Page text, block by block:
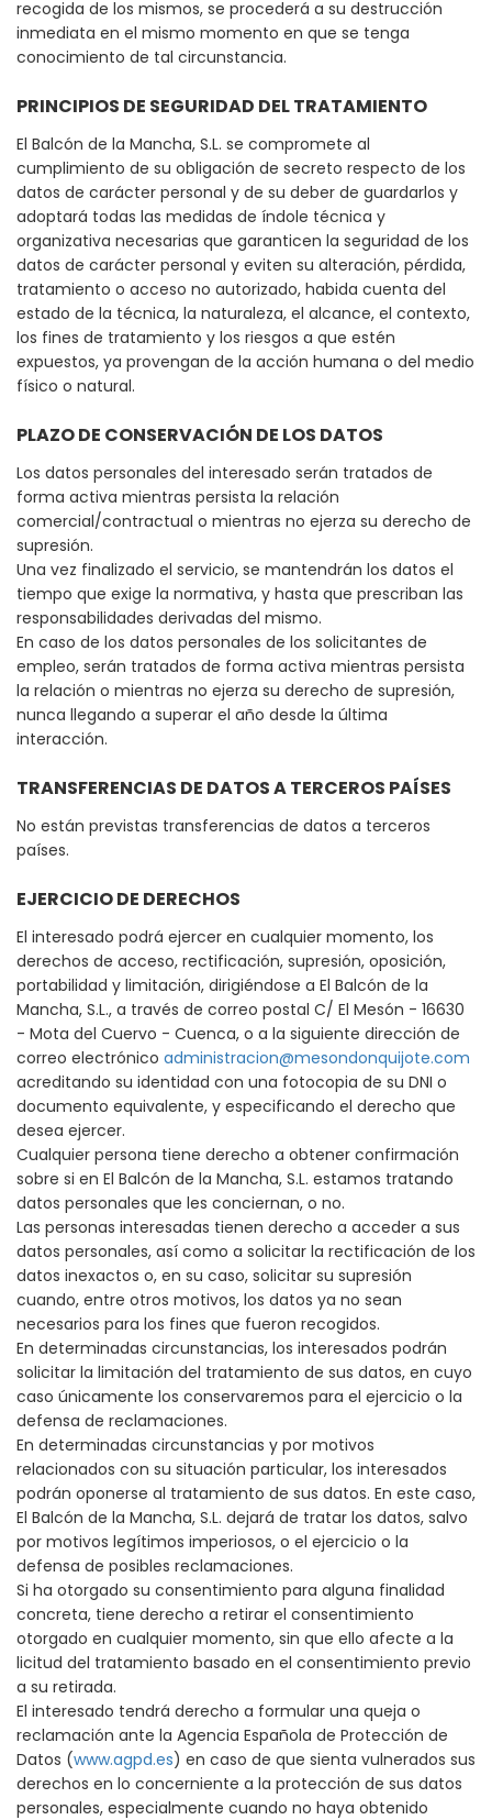
recogida de los mismos, se procederá a su destrucción
inmediata en el mismo momento en que se tenga
conocimiento de tal circunstancia.
PRINCIPIOS DE SEGURIDAD DEL TRATAMIENTO
El Balcón de la Mancha, S.L. se compromete al
cumplimiento de su obligación de secreto respecto de los
datos de carácter personal y de su deber de guardarlos y
adoptará todas las medidas de índole técnica y
organizativa necesarias que garanticen la seguridad de los
datos de carácter personal y eviten su alteración, pérdida,
tratamiento o acceso no autorizado, habida cuenta del
estado de la técnica, la naturaleza, el alcance, el contexto,
los fines de tratamiento y los riesgos a que estén
expuestos, ya provengan de la acción humana o del medio
físico o natural.
PLAZO DE CONSERVACIÓN DE LOS DATOS
Los datos personales del interesado serán tratados de
forma activa mientras persista la relación
comercial/contractual o mientras no ejerza su derecho de
supresión.
Una vez finalizado el servicio, se mantendrán los datos el
tiempo que exige la normativa, y hasta que prescriban las
responsabilidades derivadas del mismo.
En caso de los datos personales de los solicitantes de
empleo, serán tratados de forma activa mientras persista
la relación o mientras no ejerza su derecho de supresión,
nunca llegando a superar el año desde la última
interacción.
TRANSFERENCIAS DE DATOS A TERCEROS PAÍSES
No están previstas transferencias de datos a terceros
países.
EJERCICIO DE DERECHOS
El interesado podrá ejercer en cualquier momento, los
derechos de acceso, rectificación, supresión, oposición,
portabilidad y limitación, dirigiéndose a El Balcón de la
Mancha, S.L., a través de correo postal C/ El Mesón - 16630
- Mota del Cuervo - Cuenca, o a la siguiente dirección de
correo electrónico administracion@mesondonquijote.com
acreditando su identidad con una fotocopia de su DNI o
documento equivalente, y especificando el derecho que
desea ejercer.
Cualquier persona tiene derecho a obtener confirmación
sobre si en El Balcón de la Mancha, S.L. estamos tratando
datos personales que les conciernan, o no.
Las personas interesadas tienen derecho a acceder a sus
datos personales, así como a solicitar la rectificación de los
datos inexactos o, en su caso, solicitar su supresión
cuando, entre otros motivos, los datos ya no sean
necesarios para los fines que fueron recogidos.
En determinadas circunstancias, los interesados podrán
solicitar la limitación del tratamiento de sus datos, en cuyo
caso únicamente los conservaremos para el ejercicio o la
defensa de reclamaciones.
En determinadas circunstancias y por motivos
relacionados con su situación particular, los interesados
podrán oponerse al tratamiento de sus datos. En este caso,
El Balcón de la Mancha, S.L. dejará de tratar los datos, salvo
por motivos legítimos imperiosos, o el ejercicio o la
defensa de posibles reclamaciones.
Si ha otorgado su consentimiento para alguna finalidad
concreta, tiene derecho a retirar el consentimiento
otorgado en cualquier momento, sin que ello afecte a la
licitud del tratamiento basado en el consentimiento previo
a su retirada.
El interesado tendrá derecho a formular una queja o
reclamación ante la Agencia Española de Protección de
Datos (www.agpd.es) en caso de que sienta vulnerados sus
derechos en lo concerniente a la protección de sus datos
personales, especialmente cuando no haya obtenido